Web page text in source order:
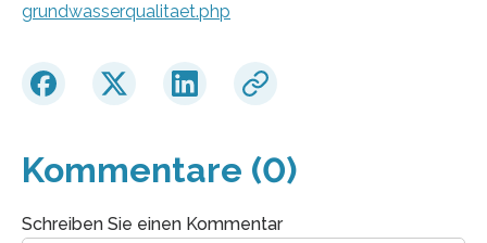
grundwasserqualitaet.php
Kommentare (0)
Schreiben Sie einen Kommentar